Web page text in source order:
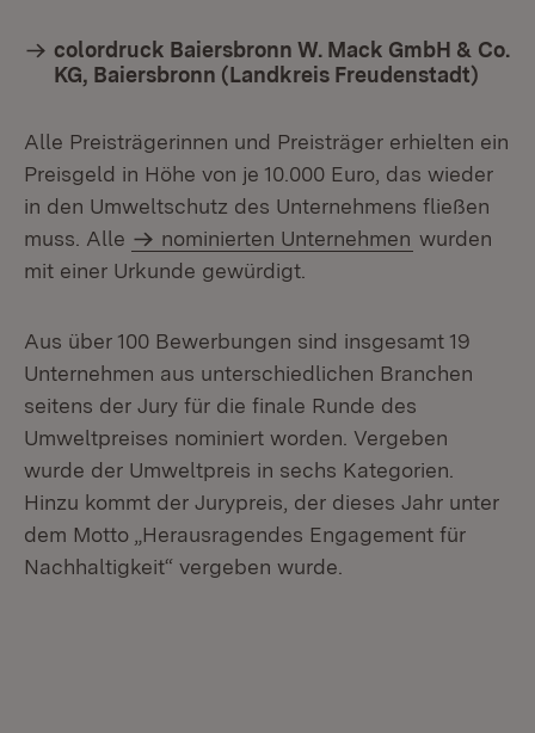
colordruck Baiersbronn W. Mack GmbH & Co.
KG, Baiersbronn (Landkreis Freudenstadt)
Alle Preisträgerinnen und Preisträger erhielten ein
Preisgeld in Höhe von je 10.000 Euro, das wieder
in den Umweltschutz des Unternehmens fließen
muss. Alle
nominierten Unternehmen wurden
mit einer Urkunde gewürdigt.
Aus über 100 Bewerbungen sind insgesamt 19
Unternehmen aus unterschiedlichen Branchen
seitens der Jury für die finale Runde des
Umweltpreises nominiert worden. Vergeben
wurde der Umweltpreis in sechs Kategorien.
Hinzu kommt der Jurypreis, der dieses Jahr unter
dem Motto „Herausragendes Engagement für
Nachhaltigkeit“ vergeben wurde.